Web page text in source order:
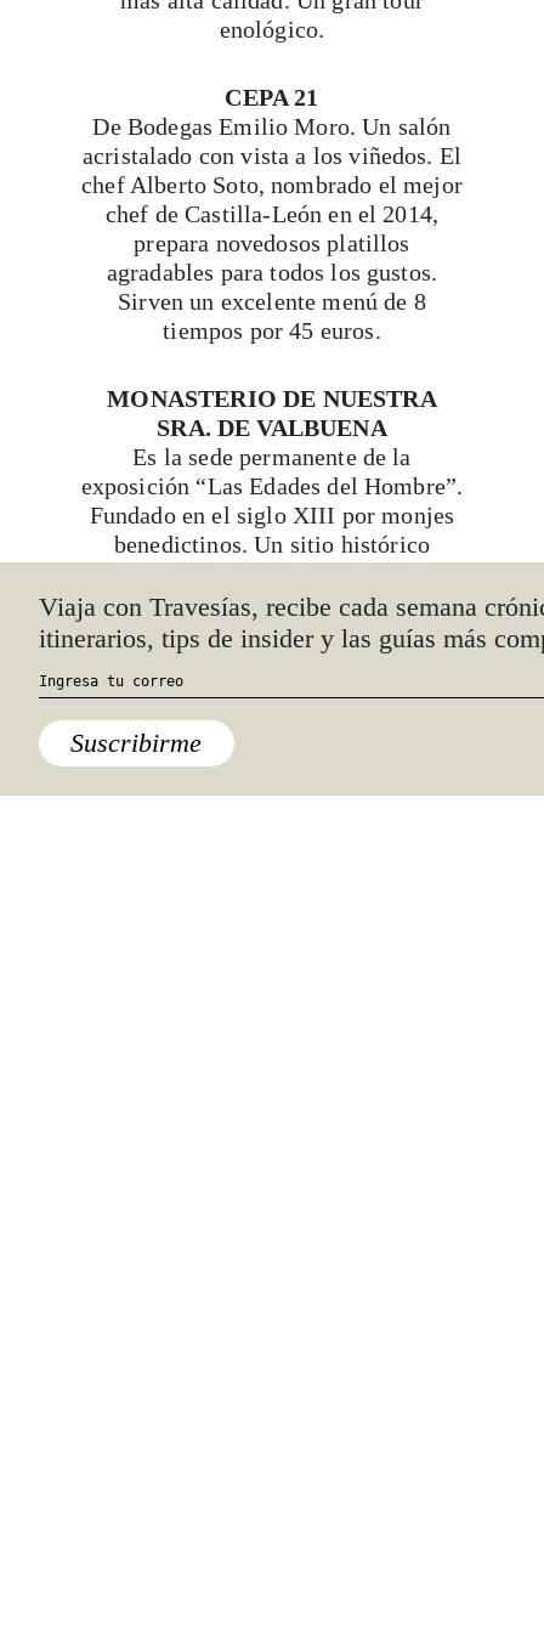
enológico.
CEPA 21
De Bodegas Emilio Moro. Un salón
acristalado con vista a los viñedos. El
chef Alberto Soto, nombrado el mejor
chef de Castilla-León en el 2014,
prepara novedosos platillos
agradables para todos los gustos.
Sirven un excelente menú de 8
tiempos por 45 euros.
MONASTERIO DE NUESTRA
SRA. DE VALBUENA
Es la sede permanente de la
exposición “Las Edades del Hombre”.
Fundado en el siglo XIII por monjes
benedictinos. Un sitio histórico
PAGO DE CARRAOVEJAS
Situada a tres kilómetros de Peñafiel,
lo que vale la pena es “Experiencia 6
Sentidos” (59 euros), que dura
aproximadamente cuatro horas y en la
Viaja con Travesías, recibe cada semana
itinerarios, tips de insider y las guías más
Suscribirme